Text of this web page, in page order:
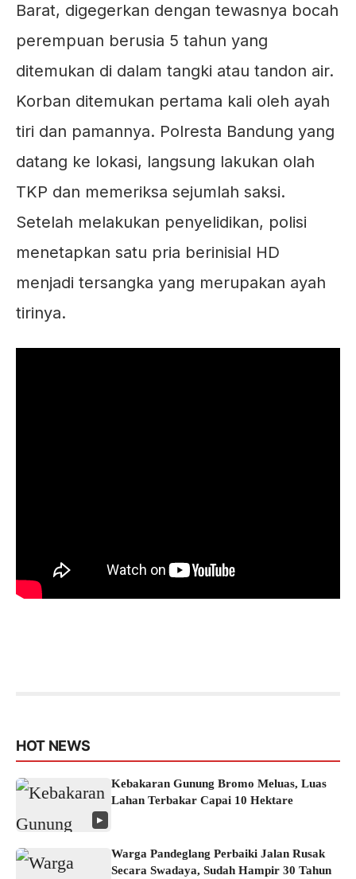
Barat, digegerkan dengan tewasnya bocah
perempuan berusia 5 tahun yang
ditemukan di dalam tangki atau tandon air.
Korban ditemukan pertama kali oleh ayah
tiri dan pamannya. Polresta Bandung yang
datang ke lokasi, langsung lakukan olah
TKP dan memeriksa sejumlah saksi.
Setelah melakukan penyelidikan, polisi
menetapkan satu pria berinisial HD
menjadi tersangka yang merupakan ayah
tirinya.
HOT NEWS
▶
Kebakaran Gunung Bromo Meluas, Luas
Lahan Terbakar Capai 10 Hektare
Warga Pandeglang Perbaiki Jalan Rusak
Secara Swadaya, Sudah Hampir 30 Tahun